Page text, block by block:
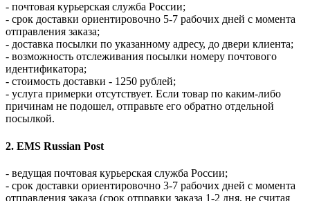
- почтовая курьерская служба России;
- срок доставки ориентировочно 5-7 рабочих дней с момента
отправления заказа;
- доставка посылки по указанному адресу, до двери клиента;
- возможность отслеживания посылки номеру почтового
идентификатора;
- стоимость доставки - 1250 рублей;
- услуга примерки отсутствует. Если товар по каким-либо
причинам не подошел, отправьте его обратно отдельной
посылкой.
2. EMS Russian Post
- ведущая почтовая курьерская служба России;
- срок доставки ориентировочно 3-7 рабочих дней с момента
отправления заказа (срок отправки заказа 1-2 дня, не считая